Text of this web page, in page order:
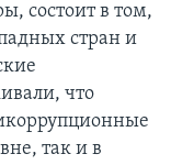
состоит в том,
стран и
что
так и в